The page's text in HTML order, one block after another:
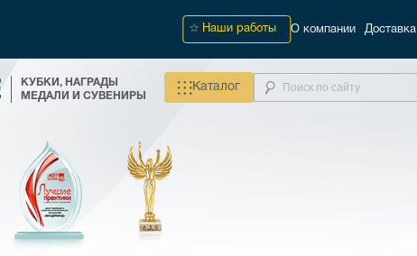
Наши работы О компании Доставка
КУБКИ, НАГРАДЫ
МЕДАЛИ И СУВЕНИРЫ
Каталог